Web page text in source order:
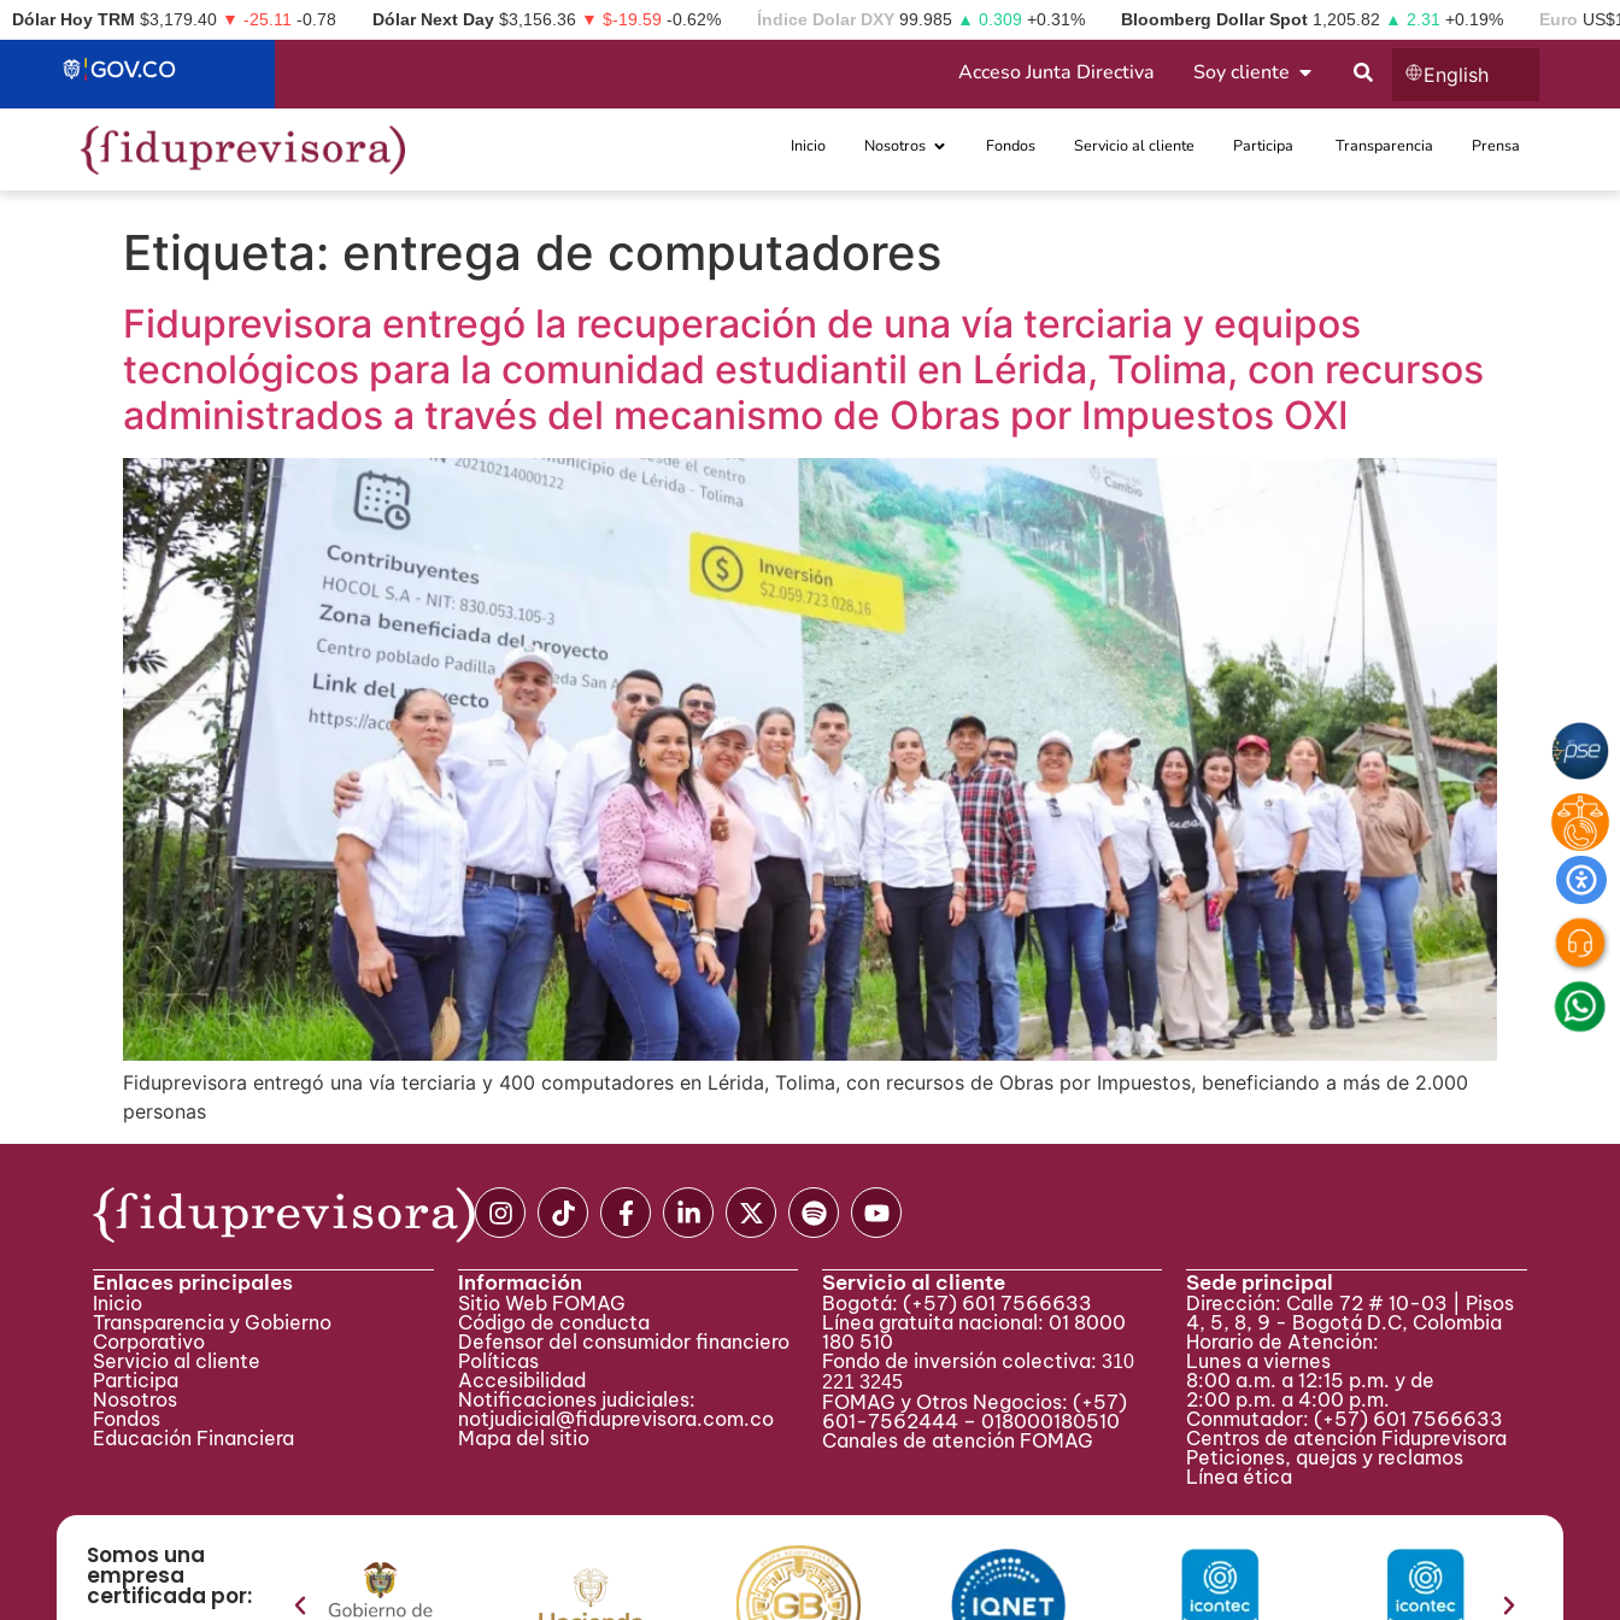
Dólar Hoy TRM $3,179.40 ▼ -25.11 -0.78 Dólar Next Day $3,156.36 ▼ $-19.59 -0.62% Índice Dolar DXY 99.985 ▲ 0.309 +0.31% Bloomberg Dollar Spot 1,205.82 ▲ 2.31 +0.19% Euro
Acceso Junta Directiva Soy cliente English
Inicio Nosotros Fondos Servicio al cliente Participa ​ Transparencia Prensa
Etiqueta: entrega de computadores
Fiduprevisora entregó la recuperación de una vía terciaria y equipos
tecnológicos para la comunidad estudiantil en Lérida, Tolima, con recursos
administrados a través del mecanismo de Obras por Impuestos OXI
Fiduprevisora entregó una vía terciaria y 400 computadores en Lérida, Tolima, con recursos de Obras por Impuestos, beneficiando a más de 2.000
personas
Enlaces principales
Inicio
Transparencia y Gobierno
Corporativo
Servicio al cliente
Participa ​
Nosotros
Fondos
Educación Financiera
Información
Sitio Web FOMAG
Código de conducta
Defensor del consumidor financiero
Políticas
Accesibilidad
Notificaciones judiciales:
notjudicial@fiduprevisora.com.co
Mapa del sitio
Servicio al cliente
Bogotá: (+57) 601 7566633
Línea gratuita nacional: 01 8000
180 510
Fondo de inversión colectiva: 310
221 3245
FOMAG y Otros Negocios: (+57)
601-7562444 – 018000180510
Canales de atención FOMAG
Sede principal
Dirección: Calle 72 # 10-03 | Pisos
4, 5, 8, 9 - Bogotá D.C, Colombia
Horario de Atención:
Lunes a viernes
8:00 a.m. a 12:15 p.m. y de
2:00 p.m. a 4:00 p.m.
Conmutador: (+57) 601 7566633
Centros de atención Fiduprevisora
Peticiones, quejas y reclamos
Línea ética
Somos una
empresa
certificada por: